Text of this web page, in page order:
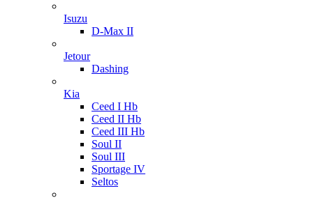
Isuzu
D-Max II
Jetour
Dashing
Kia
Ceed I Hb
Ceed II Hb
Ceed III Hb
Soul II
Soul III
Sportage IV
Seltos